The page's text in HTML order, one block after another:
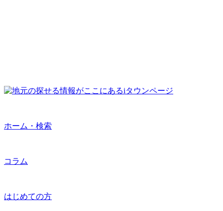
ホーム・検索
コラム
はじめての方